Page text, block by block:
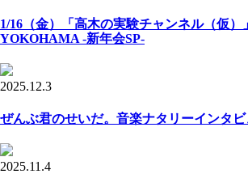
1/16（金）「高木の実験チャンネル（仮
YOKOHAMA -新年会SP-
2025.12.3
ぜんぶ君のせいだ。音楽ナタリーインタ
2025.11.4